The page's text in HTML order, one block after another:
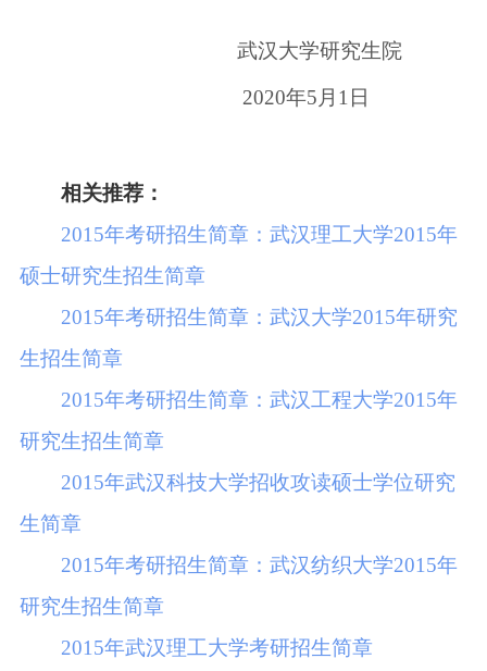
武汉大学研究生院
2020年5月1日
相关推荐：
2015年考研招生简章：武汉理工大学2015年
硕士研究生招生简章
2015年考研招生简章：武汉大学2015年研究
生招生简章
2015年考研招生简章：武汉工程大学2015年
研究生招生简章
2015年武汉科技大学招收攻读硕士学位研究
生简章
2015年考研招生简章：武汉纺织大学2015年
研究生招生简章
2015年武汉理工大学考研招生简章